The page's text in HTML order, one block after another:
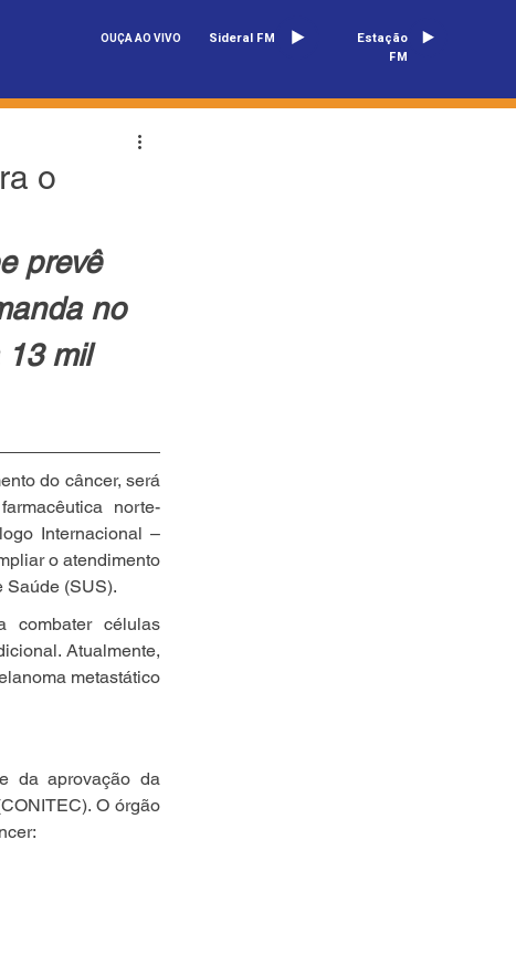
OUÇA AO VIVO Sideral FM
Estação
FM
o
prevê
no
13 mil
do câncer, será
norte-
Internacional –
o atendimento
Saúde (SUS).
combater células
Atualmente,
metastático
da aprovação da
O órgão